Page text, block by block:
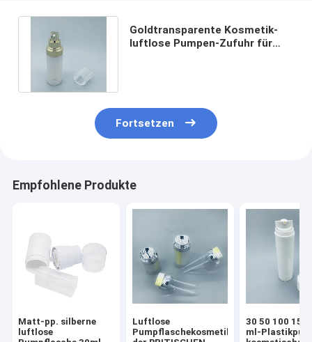
Goldtransparente Kosmetik-
luftlose Pumpen-Zufuhr für
Fortsetzen
Empfohlene Produkte
Matt-pp. silberne
luftlose
Luftlose
Pumpflaschekosmetik
30 50 100 150
ml-